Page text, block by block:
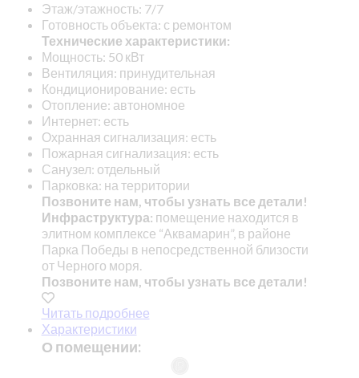
Этаж/этажность: 7/7
Готовность объекта: с ремонтом
Технические характеристики:
Мощность: 50 кВт
Вентиляция: принудительная
Кондиционирование: есть
Отопление: автономное
Интернет: есть
Охранная сигнализация: есть
Пожарная сигнализация: есть
Санузел: отдельный
Парковка: на территории
Позвоните нам, чтобы узнать все детали!
Инфраструктура: помещение находится в
элитном комплексе “Аквамарин”, в районе
Парка Победы в непосредственной близости
от Черного моря.
Позвоните нам, чтобы узнать все детали!
Читать подробнее
Характеристики
О помещении: